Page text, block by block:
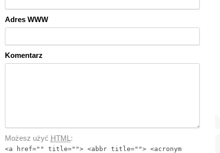
Adres WWW
Komentarz
Możesz użyć HTML :
<a href="" title=""> <abbr title=""> <acronym